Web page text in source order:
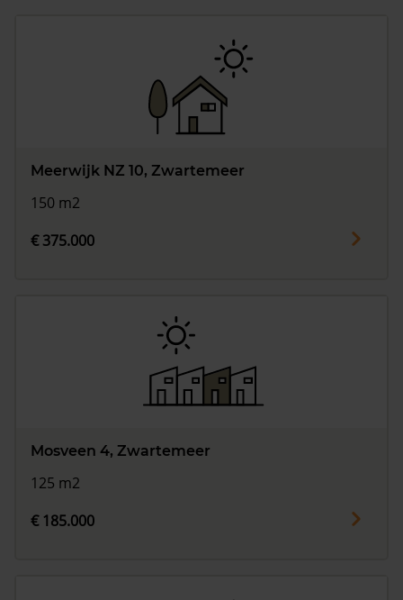
Meerwijk NZ 10, Zwartemeer
150 m2
€ 375.000
Mosveen 4, Zwartemeer
125 m2
€ 185.000